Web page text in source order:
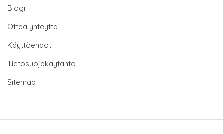
Blogi
Ottaa yhteyttä
Käyttöehdot
Tietosuojakäytäntö
Sitemap